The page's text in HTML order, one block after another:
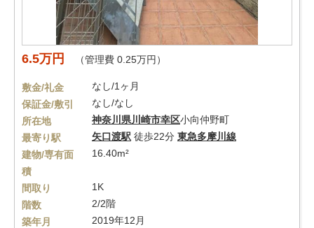
6.5万円 （管理費 0.25万円）
敷金/礼金
なし/1ヶ月
保証金/敷引
なし/なし
所在地
神奈川県川崎市幸区小向仲野町
最寄り駅
矢口渡駅 徒歩22分 東急多摩川線
建物/専有面
積
16.40m²
間取り
1K
階数
2/2階
築年月
2019年12月